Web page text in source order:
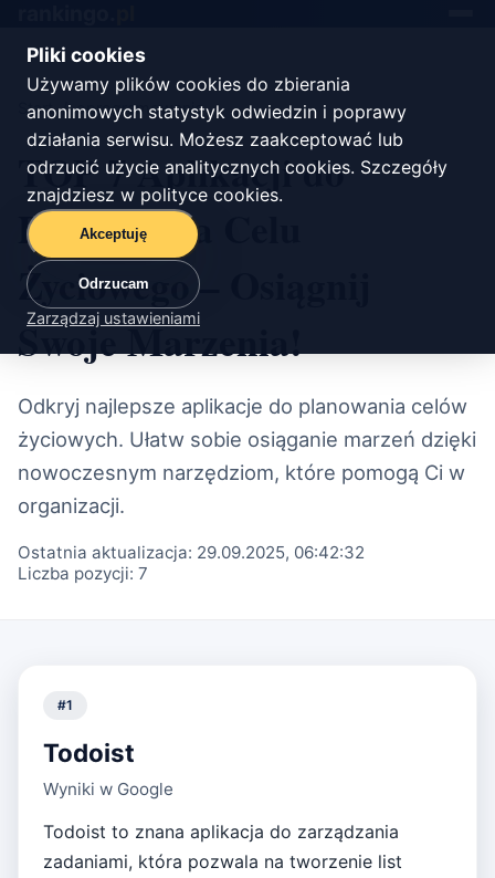
Pliki cookies
Używamy plików cookies do zbierania
anonimowych statystyk odwiedzin i poprawy
działania serwisu. Możesz zaakceptować lub
odrzucić użycie analitycznych cookies. Szczegóły
znajdziesz w polityce cookies.
Akceptuję
Odrzucam
Zarządzaj ustawieniami
Start/oprogramowanie
TOP 7 Aplikacji do
Planowania Celu
Życiowego – Osiągnij
Swoje Marzenia!
Odkryj najlepsze aplikacje do planowania celów
życiowych. Ułatw sobie osiąganie marzeń dzięki
nowoczesnym narzędziom, które pomogą Ci w
organizacji.
Ostatnia aktualizacja: 29.09.2025, 06:42:32
Liczba pozycji: 7
#1
Todoist
Wyniki w Google
Todoist to znana aplikacja do zarządzania
zadaniami, która pozwala na tworzenie list